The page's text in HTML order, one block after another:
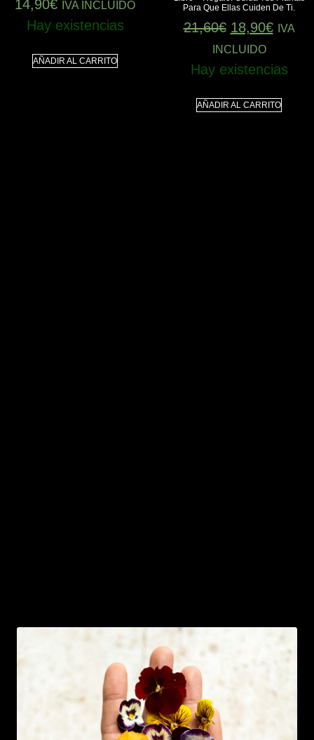
14,90€ IVA INCLUIDO
Hay existencias
AÑADIR AL CARRITO
Para Que Ellas Cuiden De Ti.
21,60€ 18,90€
IVA
INCLUIDO
Hay existencias
AÑADIR AL CARRITO